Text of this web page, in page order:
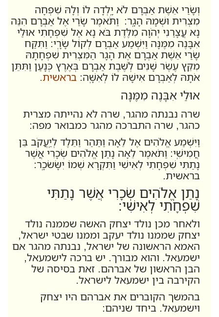
וְשָׂרַי אֵשֶׁת אַבְרָם לֹא יָֽלְדָה לוֹ וְלָהּ שִׁפְחָה
מִצְרִית וּשְׁמָהּ הָגָֽר: וַתֹּאמֶר שָׂרַי אֶל אַבְרָם הִנֵּה
נָא עֲצָרַנִי יְהֹוָה מִלֶּדֶת בֹּא נָא אֶל שִׁפְחָתִי אוּלַי
אִבָּנֶה מִמֶּנָּה וַיִּשְׁמַע אַבְרָם לְקוֹל שָׂרָֽי: וַתִּקַּח
שָׂרַי אֵשֶׁת אַבְרָם אֶת הָגָר הַמִּצְרִית שִׁפְחָתָהּ
מִקֵּץ עֶשֶׂר שָׁנִים לְשֶׁבֶת אַבְרָם בְּאֶרֶץ כְּנָעַן וַתִּתֵּן
אֹתָהּ לְאַבְרָם אִישָׁהּ לוֹ לְאִשָּֽׁה: בראשית.
אוּלַי אִבָּנֶה מִמֶּנָּה
שרה נבנתה מהגר, שרה לא נהייתה מצרית
כהגר, שרה התברכה מהגר כמבואר מפה:
וַיִּשְׁמַע אֱלֹהִים אֶל לֵאָה וַתַּהַר וַתֵּלֶד לְיַֽעֲקֹב בֵּן
חֲמִישִֽׁי: וַתֹּאמֶר לֵאָה נָתַן אֱלֹהִים שְׂכָרִי אֲשֶׁר
נָתַתִּי שִׁפְחָתִי לְאִישִׁי וַתִּקְרָא שְׁמוֹ יִשָּׂשׂכָֽר:
בראשית.
נָתַן אֱלֹהִים שְׂכָרִי אֲשֶׁר נָתַתִּי
שִׁפְחָתִי לְאִישִׁי:
ולאחר מכן נולד יצחק האשה שממנה נולד
יצחק שממנו נולד יעקב וממנו שבטי ישראל,
האמא הראשונה של ישראל, נבנתה מהגר אם
ישמעאל. והוא מבורך. יש ברכה לישמעאל,
הבן הראשון של אברהם. זאת בסיסה של
הקירבה בין ישמעאל לישראל.
בהמשך הקוברים את אברהם היו יצחק
וישמעאל. ביחד שניהם: